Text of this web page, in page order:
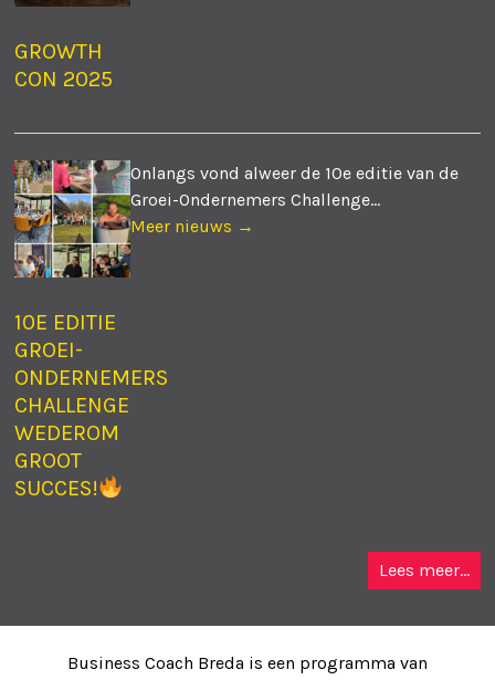
GROWTH
CON 2025
10E EDITIE
GROEI-
ONDERNEMERS
CHALLENGE
WEDEROM
GROOT
SUCCES!
Onlangs vond alweer de 10e editie van de
Groei-Ondernemers Challenge...
Meer nieuws →
Lees meer...
Business Coach Breda is een programma van